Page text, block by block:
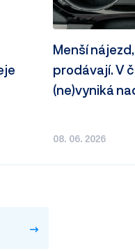
08. 06. 2026
Menší
prodávají. V
(ne)vyniká